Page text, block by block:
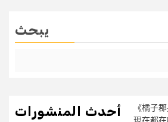
يبحث
أحدث المنشورات
《橘子
現在都